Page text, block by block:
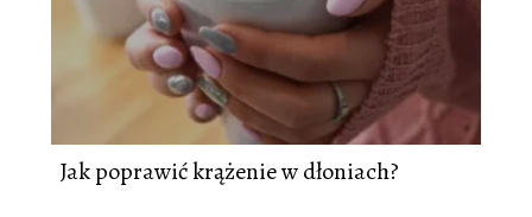
Jak poprawić krążenie w dłoniach?